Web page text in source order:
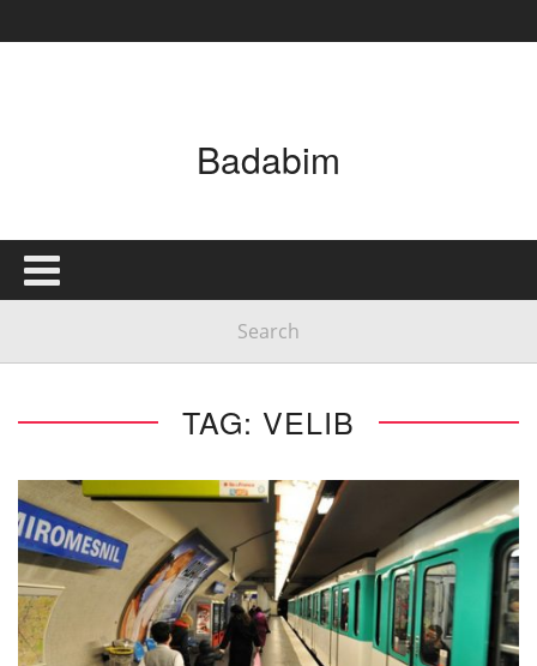
Badabim
TAG: VELIB